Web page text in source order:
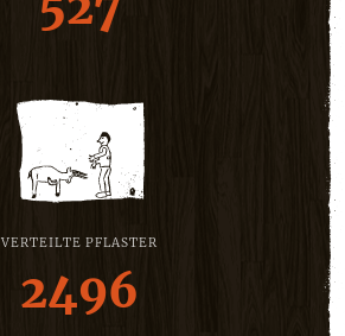
VERTEILTE PFLASTER
2496